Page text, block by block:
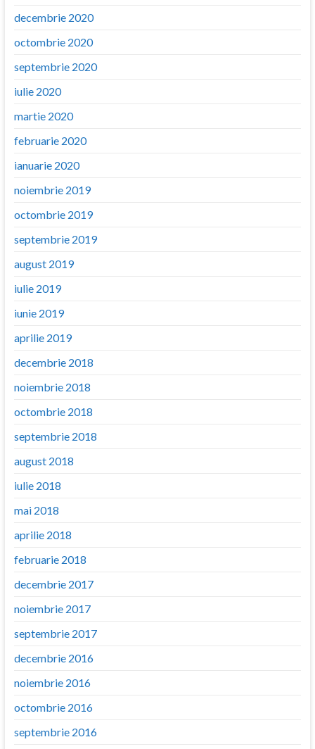
decembrie 2020
octombrie 2020
septembrie 2020
iulie 2020
martie 2020
februarie 2020
ianuarie 2020
noiembrie 2019
octombrie 2019
septembrie 2019
august 2019
iulie 2019
iunie 2019
aprilie 2019
decembrie 2018
noiembrie 2018
octombrie 2018
septembrie 2018
august 2018
iulie 2018
mai 2018
aprilie 2018
februarie 2018
decembrie 2017
noiembrie 2017
septembrie 2017
decembrie 2016
noiembrie 2016
octombrie 2016
septembrie 2016